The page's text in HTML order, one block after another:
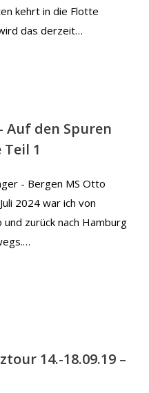
kehrt in die Flotte
das derzeit…
Auf den Spuren
1
- Bergen MS Otto
2024 war ich von
zurück nach Hamburg
14.-18.09.19 –